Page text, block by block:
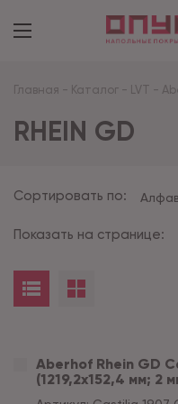
Главная - Каталог - LVT -
RHEIN GD
Сортировать по:
Показать на странице:
Aberhof Rhein GD
(1219,2x152,4 мм; 2